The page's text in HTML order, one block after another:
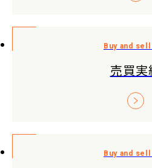
売買実